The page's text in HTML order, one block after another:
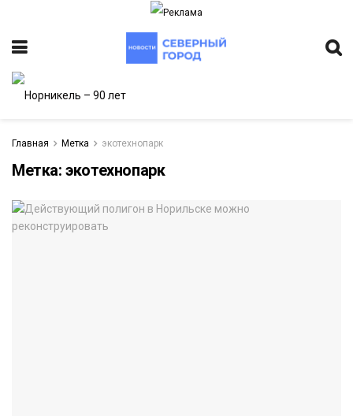
Главная Метка экотехнопарк
Метка:экотехнопарк